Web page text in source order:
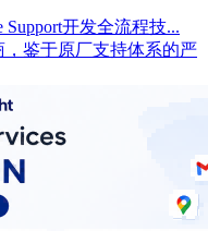
Support开发全流程技...
鉴于原厂支持体系的严